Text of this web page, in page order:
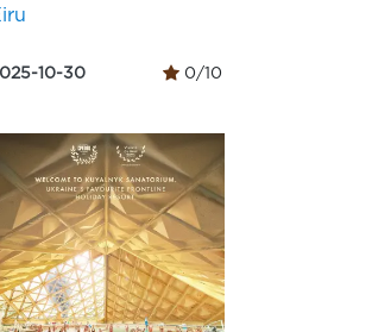
10-30 0/10